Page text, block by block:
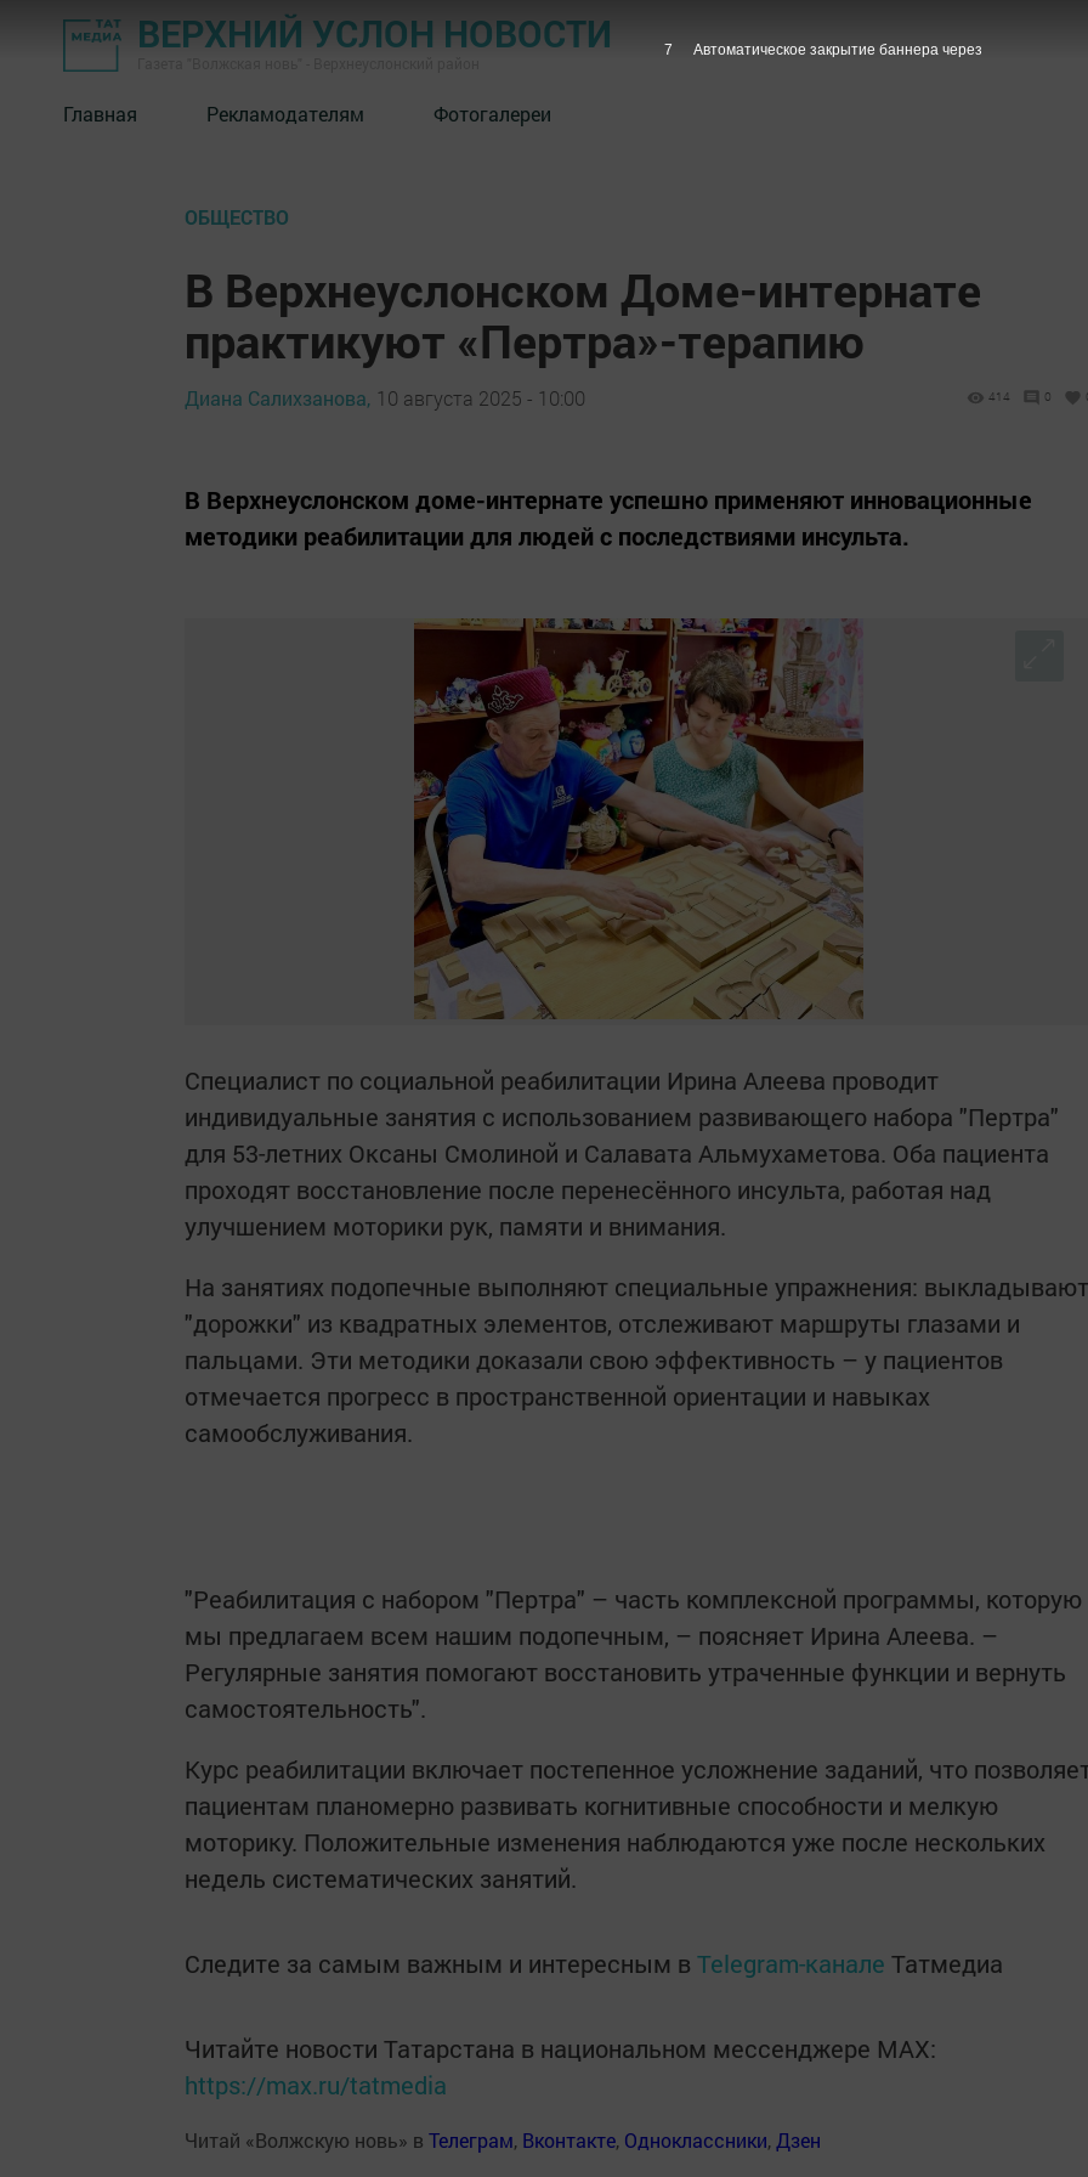
ВЕРХНИЙ УСЛОН НОВОСТИ
Главная Рекламодателям Фотогалереи
ОБЩЕСТВО
В Верхнеуслонском Доме-интернате
практикуют «Пертра»-терапию
Диана Салихзанова, 10 августа 2025 - 10:00 414 0
В Верхнеуслонском доме-интернате успешно применяют инновационные
методики реабилитации для людей с последствиями инсульта.
Специалист по социальной реабилитации Ирина Алеева проводит
индивидуальные занятия с использованием развивающего набора "Пертра"
для 53-летних Оксаны Смолиной и Салавата Альмухаметова. Оба пациента
проходят восстановление после перенесённого инсульта, работая над
улучшением моторики рук, памяти и внимания.
На занятиях подопечные выполняют специальные упражнения: выкладывают
"дорожки" из квадратных элементов, отслеживают маршруты глазами и
пальцами. Эти методики доказали свою эффективность – у пациентов
отмечается прогресс в пространственной ориентации и навыках
самообслуживания.
"Реабилитация с набором "Пертра" – часть комплексной программы, которую
мы предлагаем всем нашим подопечным, – поясняет Ирина Алеева. –
Регулярные занятия помогают восстановить утраченные функции и вернуть
самостоятельность".
Курс реабилитации включает постепенное усложнение заданий, что
пациентам планомерно развивать когнитивные способности и мелкую
моторику. Положительные изменения наблюдаются уже после нескольких
недель систематических занятий.
Следите за самым важным и интересным в Telegram-канале Татмедиа
Читайте новости Татарстана в национальном мессенджере MАХ:
https://max.ru/tatmedia
Читай «Волжскую новь» в Телеграм, Вконтакте, Одноклассники, Дзен
5 Автоматическое закрытие баннера через